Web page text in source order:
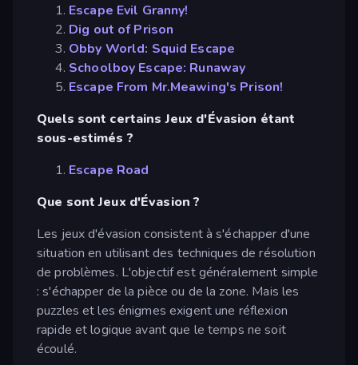
Escape Evil Granny!
Dig out of Prison
Obby World: Squid Escape
Schoolboy Escape: Runaway
Escape From Mr.Meawing's Prison!
Quels sont certains Jeux d'Évasion étant
sous-estimés ?
Escape Road
Que sont Jeux d'Évasion ?
Les jeux d'évasion consistent à s'échapper d'une
situation en utilisant des techniques de résolution
de problèmes. L'objectif est généralement simple
: s'échapper de la pièce ou de la zone. Mais les
puzzles et les énigmes exigent une réflexion
rapide et logique avant que le temps ne soit
écoulé.